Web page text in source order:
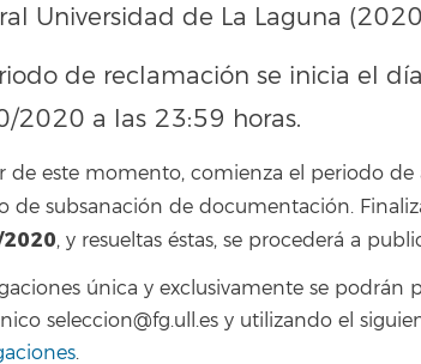
Universidad de La Laguna
de reclamación se inicia el
2020 a las 23:59 horas.
de este momento, comienza el periodo de
de subsanación de documentación.
, y resueltas éstas, se procederá a
única y exclusivamente se
seleccion@fg.ull.es y utilizando el
.